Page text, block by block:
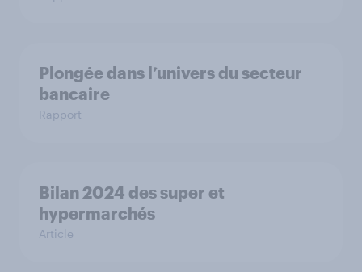
Plongée dans l’univers du secteur
bancaire
Rapport
Bilan 2024 des super et
hypermarchés
Article